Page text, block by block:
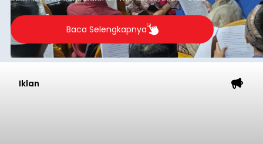
berlangsung selama Agustus hingga September
2026.
Baca Selengkapnya
Iklan